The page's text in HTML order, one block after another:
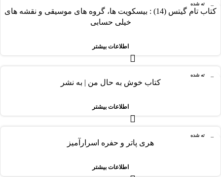
فروخته شده
کتاب تام گیتس (14) : بیسکویت ها، گروه های موسیقی و نقشه های
خیلی حسابی
اطلاعات بیشتر
فروخته شده
کتاب خوش به حال من | به نشر
اطلاعات بیشتر
فروخته شده
هری پاتر و حفره اسرارآمیز
اطلاعات بیشتر